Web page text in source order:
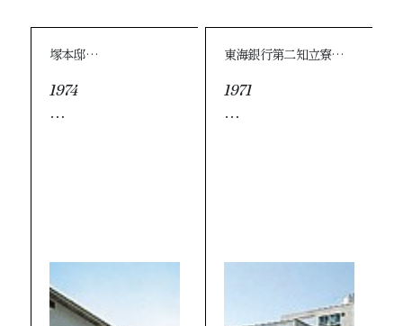
塚本邸…
1974
…
東海銀行第二知立寮…
1971
…